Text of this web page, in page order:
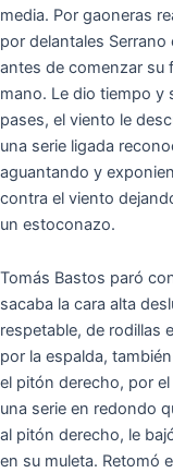
media. Por gaoneras
por delantales
antes de comenzar su
mano. Le dio tiempo y
pases, el viento le
una serie ligada
aguantando y
contra el viento
un estoconazo.
Tomás Bastos paró
sacaba la cara alta
respetable, de rodillas
por la espalda,
el pitón derecho, por
una serie en redondo
al pitón derecho, le
en su muleta. Retomó